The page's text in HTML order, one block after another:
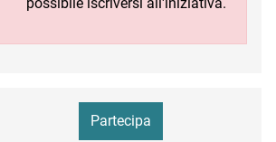
Partecipa